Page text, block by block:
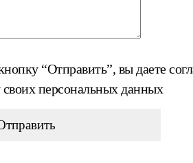
“Отправить”, вы даете
своих персональных данных